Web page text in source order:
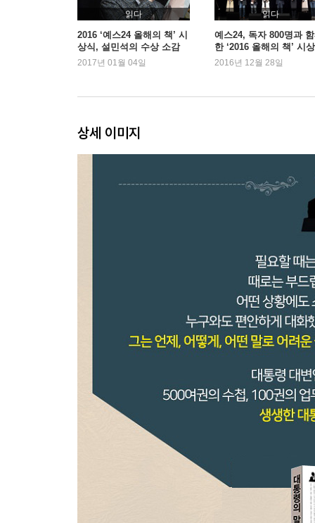
12 짧고 힘 있는 메시지를 앞세워라
13 메시지를 카피로 만들어라
14 절묘한 비유만 써도 설득력이 배가된다
15 완벽한 말하기는 논리 플러스 감성이다
17 쉬운 언어로 공감을 산다
18 말솜씨가 아닌 낮은 자세로 마음을 연다
부록_ 노무현 대통령의 말하기에서 배우다
: 2005년 신임 사무관 특강
읽다
2016 ‘예스24 올해의 책’ 시
상식, 설민석의 수상 소감
은?
2017년 01월 04일
읽다
예스24, 독자 800명과
한 ‘2016 올해의 책’ 시
2016년 12월 28일
상세 이미지